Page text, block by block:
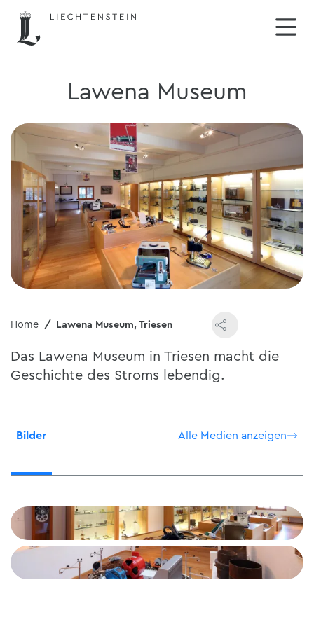
Lawena Museum
Home Lawena Museum, Triesen
Das Lawena Museum in Triesen macht die
Geschichte des Stroms lebendig.
Bilder Alle Medien anzeigen